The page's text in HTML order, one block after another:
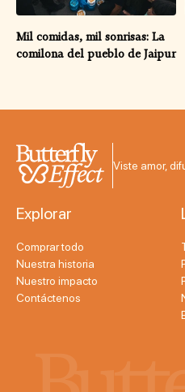
Mil comidas, mil sonrisas: La
comilona del pueblo de Jaipur
Viste amor,
Explorar
Comprar todo
Nuestra historia
Nuestro impacto
Contáctenos